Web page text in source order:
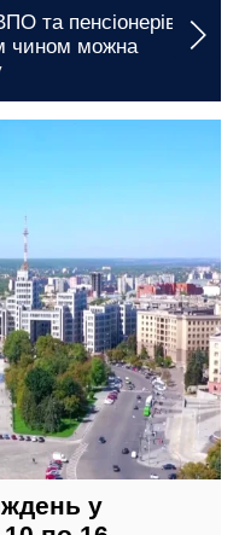
та пенсіонерів у
чином можна
у